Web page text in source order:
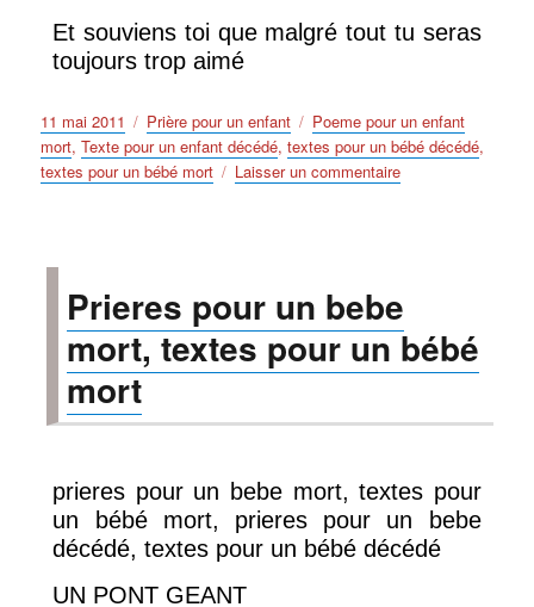
Et souviens toi que malgré tout tu seras
toujours trop aimé
Publié
le
11 mai 2011 Catégories
Prière pour un enfant Étiquettes
Poeme pour un enfant
mort,Texte pour un enfant décédé,textes pour un bébé décédé,
textes pour un bébé mort
Laisser un commentairesur
Prieres pour un bebe
mort, textes pour un bébé
mort
prieres pour un bebe mort, textes pour
un bébé mort, prieres pour un bebe
décédé, textes pour un bébé décédé
UN PONT GEANT